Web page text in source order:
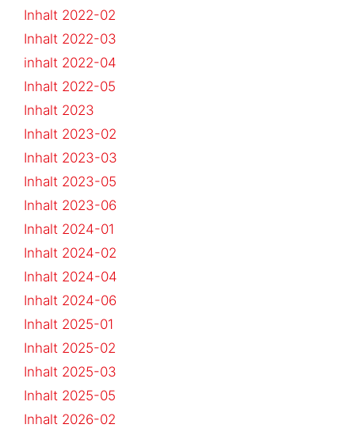
Inhalt 2022-02
Inhalt 2022-03
inhalt 2022-04
Inhalt 2022-05
Inhalt 2023
Inhalt 2023-02
Inhalt 2023-03
Inhalt 2023-05
Inhalt 2023-06
Inhalt 2024-01
Inhalt 2024-02
Inhalt 2024-04
Inhalt 2024-06
Inhalt 2025-01
Inhalt 2025-02
Inhalt 2025-03
Inhalt 2025-05
Inhalt 2026-02